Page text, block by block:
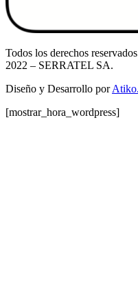
Todos los derechos
2022 – SERRATEL SA.
Diseño y Desarrollo por
[mostrar_hora_wordpress]